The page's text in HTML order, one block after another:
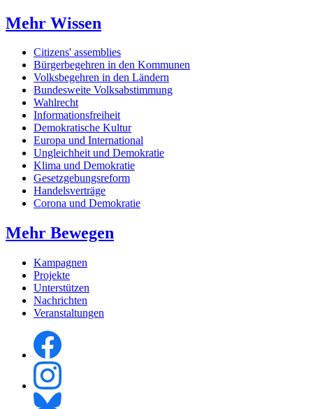
Mehr Wissen
Citizens' assemblies
Bürgerbegehren in den Kommunen
Volksbegehren in den Ländern
Bundesweite Volksabstimmung
Wahlrecht
Informationsfreiheit
Demokratische Kultur
Europa und International
Ungleichheit und Demokratie
Klima und Demokratie
Gesetzgebungsreform
Handelsverträge
Corona und Demokratie
Mehr Bewegen
Kampagnen
Projekte
Unterstützen
Nachrichten
Veranstaltungen